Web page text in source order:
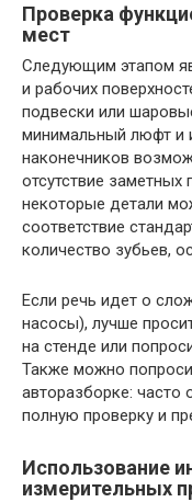
Проверка
мест
Следующим этапом
и рабочих
подвески или
минимальный люфт и
наконечников
отсутствие
некоторые детали
соответствие
количество зубьев,
Если речь идет о
насосы), лучше
на стенде или
Также можно
авторазборке:
полную проверку и
Использование
измерительных